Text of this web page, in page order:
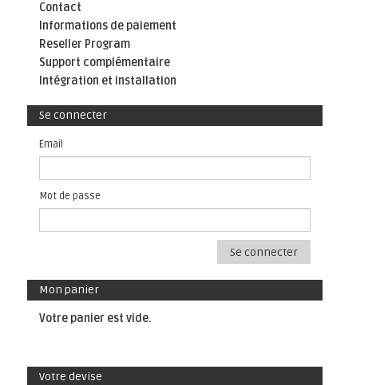
Contact
Informations de paiement
Reseller Program
Support complémentaire
Intégration et installation
Se connecter
Email
Mot de passe
Se connecter
Mon panier
Votre panier est vide.
Votre devise